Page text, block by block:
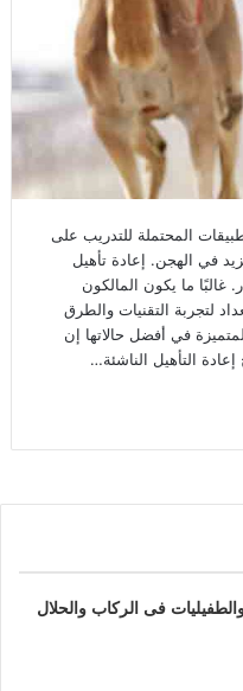
المحتملة للتدريب على
في الهجن. إعادة تأهيل
غالبًا ما يكون المالكون
لتجربة التقنيات والطرق
في أفضل حالاتها إن
التأهيل الناشئة…
فى الركاب والحلال